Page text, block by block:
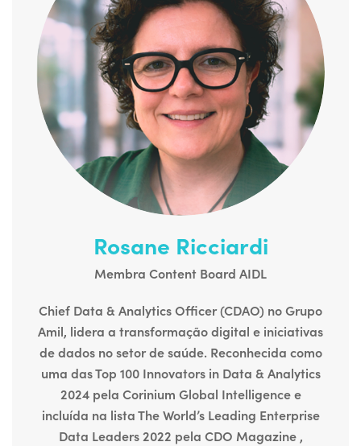
Rosane Ricciardi
Membra Content Board AIDL
Chief Data & Analytics Officer (CDAO) no Grupo
Amil, lidera a transformação digital e iniciativas
de dados no setor de saúde. Reconhecida como
uma das Top 100 Innovators in Data & Analytics
2024 pela Corinium Global Intelligencee
incluída na lista The World’s Leading Enterprise
Data Leaders 2022 pela CDO Magazine ,